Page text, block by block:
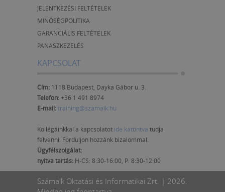
JELENTKEZÉSI FELTÉTELEK
MINŐSÉGPOLITIKA
GARANCIÁLIS FELTÉTELEK
PANASZKEZELÉS
KAPCSOLAT
Cím: 1118 Budapest, Dayka Gábor u. 3.
Telefon:+36 1 491 8974
E-mail:training@szamalk.hu
Kollégáinkkal a kapcsolatot ide kattintva tudja
felvenni. Forduljon hozzánk bizalommal.
Ügyfélszolgálat:
nyitva tartás: H-CS: 8:30-16:00, P: 8:30-12:00
Számalk Oktatási és Informatikai Zrt. | 2026.